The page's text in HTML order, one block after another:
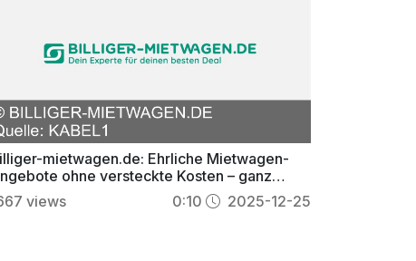
mietwagen.de: Ehrliche Mietwagen-
ohne versteckte Kosten – ganz
zum Top-Deal
views 0:10 2025-12-25